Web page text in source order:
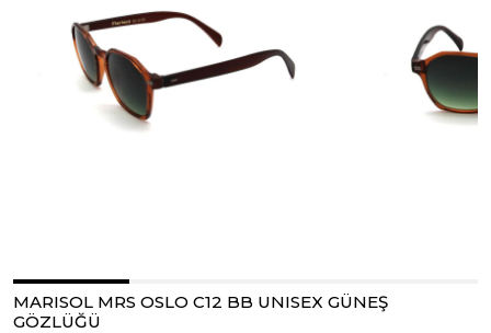
MARISOL MRS OSLO C12 BB UNISEX GÜNEŞ
GÖZLÜĞÜ